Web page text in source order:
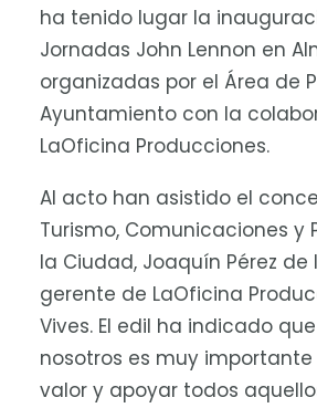
ha tenido lugar la
Jornadas John Lennon en
organizadas por el Área de
Ayuntamiento con la
LaOficina Producciones.
Al acto han asistido el
Turismo, Comunicaciones y
la Ciudad, Joaquín Pérez de
gerente de LaOficina
Vives. El edil ha indicado
nosotros es muy importante
valor y apoyar todos